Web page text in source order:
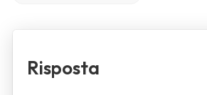
Risposta